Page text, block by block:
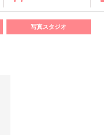
写真スタジオ